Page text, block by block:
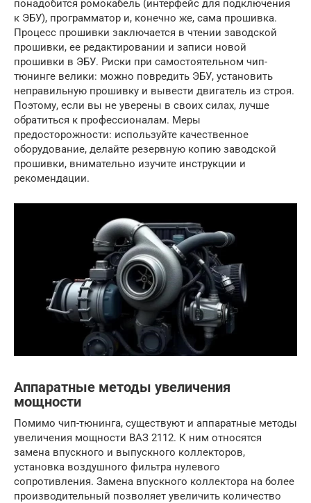
понадобится ромокабель (интерфейс для подключения
к ЭБУ), программатор и, конечно же, сама прошивка.
Процесс прошивки заключается в чтении заводской
прошивки, ее редактировании и записи новой
прошивки в ЭБУ. Риски при самостоятельном чип-
тюнинге велики: можно повредить ЭБУ, установить
неправильную прошивку и вывести двигатель из строя.
Поэтому, если вы не уверены в своих силах, лучше
обратиться к профессионалам. Меры
предосторожности: используйте качественное
оборудование, делайте резервную копию заводской
прошивки, внимательно изучите инструкции и
рекомендации.
Аппаратные методы увеличения
мощности
Помимо чип-тюнинга, существуют и аппаратные методы
увеличения мощности ВАЗ 2112. К ним относятся
замена впускного и выпускного коллекторов,
установка воздушного фильтра нулевого
сопротивления. Замена впускного коллектора на более
производительный позволяет увеличить количество